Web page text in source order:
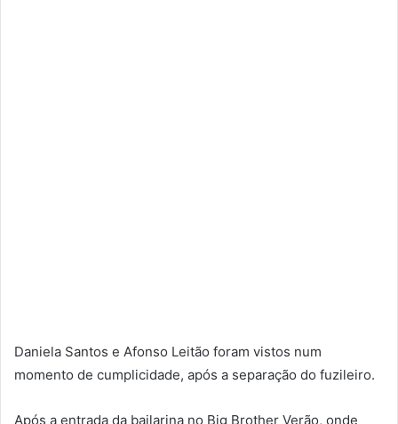
Daniela Santos e Afonso Leitão foram vistos num
momento de cumplicidade, após a separação do fuzileiro.
Após a entrada da bailarina no Big Brother Verão, onde